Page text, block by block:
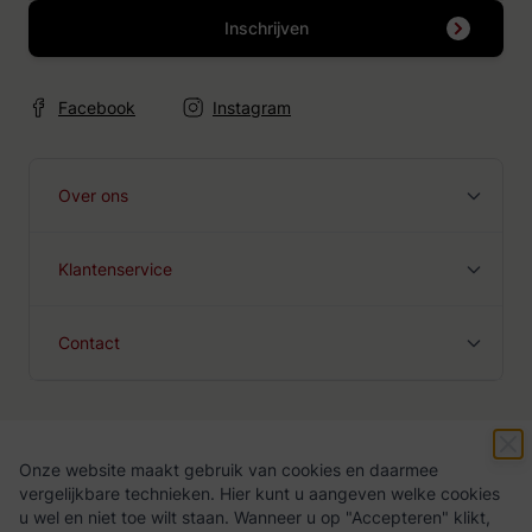
Onze website maakt gebruik van cookies en daarmee
vergelijkbare technieken. Hier kunt u aangeven welke cookies
u wel en niet toe wilt staan. Wanneer u op "Accepteren" klikt,
Inschrijven
Facebook Instagram
Over ons
Klantenservice
Contact
Algemene voorwaarden Privacy Policy